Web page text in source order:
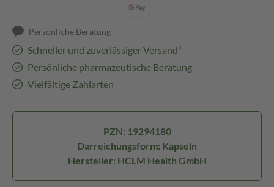
Persönliche Beratung
Schneller und zuverlässiger Versand³
Persönliche pharmazeutische Beratung
Vielfältige Zahlarten
PZN: 19294180
Darreichungsform: Kapseln
Hersteller: HCLM Health GmbH